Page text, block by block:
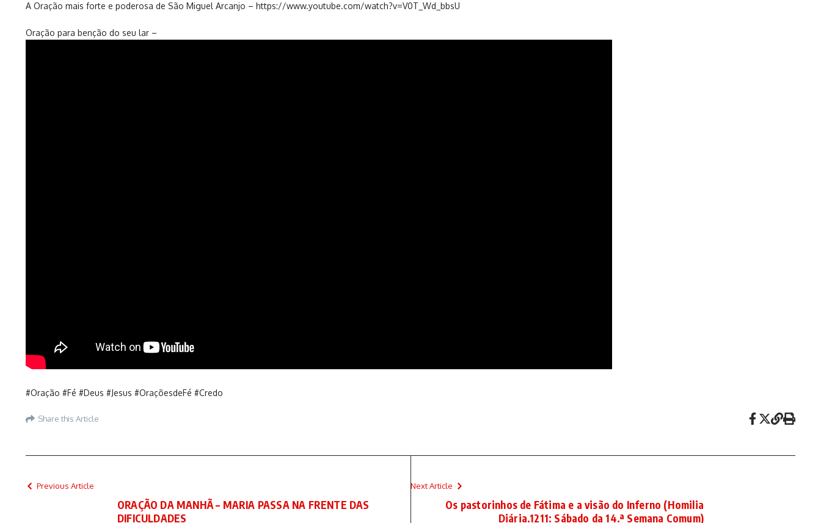
A Oração mais forte e poderosa de São Miguel Arcanjo – https://www.youtube.com/watch?v=V0T_Wd_bbsU
Oração para benção do seu lar –
#Oração #Fé #Deus #Jesus #OraçõesdeFé #Credo
Share this Article
Previous Article
ORAÇÃO DA MANHÃ – MARIA PASSA NA FRENTE DAS
DIFICULDADES
Next Article
Os pastorinhos de Fátima e a visão do Inferno (Homilia
Diária.1211: Sábado da 14.ª Semana Comum)